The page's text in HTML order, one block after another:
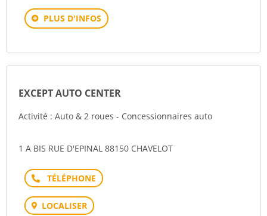
PLUS D'INFOS
EXCEPT AUTO CENTER
Activité : Auto & 2 roues - Concessionnaires auto
1 A BIS RUE D'EPINAL 88150 CHAVELOT
Téléphone
LOCALISER